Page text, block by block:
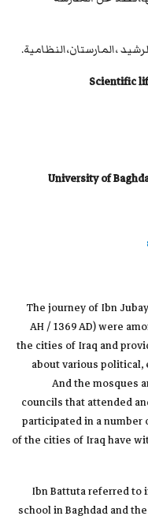
،المارستان،النظامية.
Scientific
University of
The journey of Ibn
AH / 1369 AD) were
the cities of Iraq and
about various
And the mosques
councils that attended
participated in a
of the cities of Iraq have
Ibn Battuta referred to
school in Baghdad and